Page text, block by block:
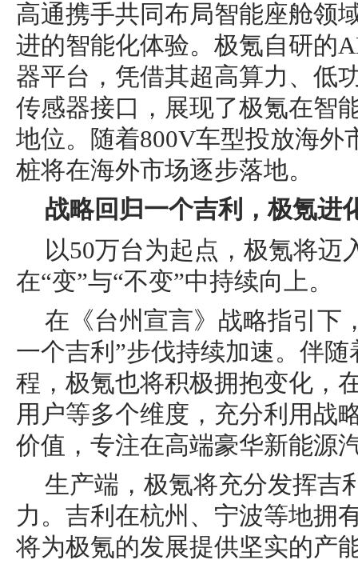
高通携手共同布局智能座舱领
进的智能化体验。极氪自研的
器平台，凭借其超高算力、低
传感器接口，展现了极氪在智
地位。随着800V车型投放海外
桩将在海外市场逐步落地。
战略回归一个吉利，极氪进
以50万台为起点，极氪将迈
在“变”与“不变”中持续向上。
在《台州宣言》战略指引下
一个吉利”步伐持续加速。伴
程，极氪也将积极拥抱变化，
用户等多个维度，充分利用战
价值，专注在高端豪华新能源
生产端，极氪将充分发挥吉
力。吉利在杭州、宁波等地拥
将为极氪的发展提供坚实的产